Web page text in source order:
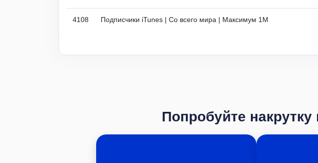
4108 Подписчики iTunes | Со всего мира | Максимум 1M
Попробуйте